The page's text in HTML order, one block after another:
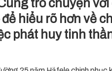
trò chuyện
để hiểu rõ hơn về
phát huy tinh